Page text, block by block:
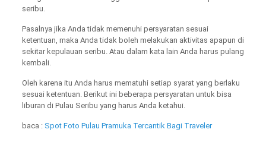
seribu.
Pasalnya jika Anda tidak memenuhi persyaratan sesuai
ketentuan, maka Anda tidak boleh melakukan aktivitas apapun di
sekitar kepulauan seribu. Atau dalam kata lain Anda harus pulang
kembali.
Oleh karena itu Anda harus mematuhi setiap syarat yang berlaku
sesuai ketentuan. Berikut ini beberapa persyaratan untuk bisa
liburan di Pulau Seribu yang harus Anda ketahui.
baca : Spot Foto Pulau Pramuka Tercantik Bagi Traveler